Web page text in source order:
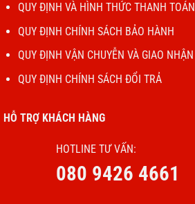
QUY ĐỊNH VÀ HÌNH THỨC THANH TOÁN
QUY ĐỊNH CHÍNH SÁCH BẢO HÀNH
QUY ĐỊNH VẬN CHUYỄN VÀ GIAO NHẬN
QUY ĐỊNH CHÍNH SÁCH ĐỔI TRẢ
HỖ TRỢ KHÁCH HÀNG
HOTLINE TƯ VẤN:
080 9426 4661